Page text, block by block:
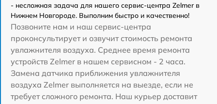
- несложная задача для нашего сервис-центра Zelmer в
Нижнем Новгороде. Выполним быстро и качественно!
Позвоните нам и наш сервис-центра
проконсультирует и озвучит стоимость ремонта
увлажнителя воздуха. Среднее время ремонта
устройств Zelmer в нашем сервисном - 2 часа.
Замена датчика приближения увлажнителя
воздуха Zelmer выполняется на выезде, если не
требует сложного ремонта. Наш курьер доставит